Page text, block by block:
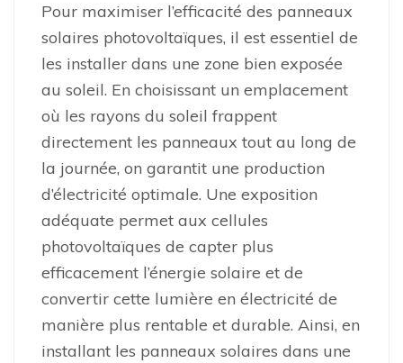
Pour maximiser l’efficacité des panneaux
solaires photovoltaïques, il est essentiel de
les installer dans une zone bien exposée
au soleil. En choisissant un emplacement
où les rayons du soleil frappent
directement les panneaux tout au long de
la journée, on garantit une production
d’électricité optimale. Une exposition
adéquate permet aux cellules
photovoltaïques de capter plus
efficacement l’énergie solaire et de
convertir cette lumière en électricité de
manière plus rentable et durable. Ainsi, en
installant les panneaux solaires dans une